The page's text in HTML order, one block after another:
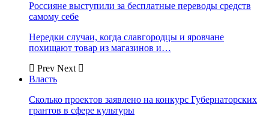
Россияне выступили за бесплатные переводы средств
самому себе
Нередки случаи, когда славгородцы и яровчане
похищают товар из магазинов и…
Prev Next
Власть
Сколько проектов заявлено на конкурс Губернаторских
грантов в сфере культуры